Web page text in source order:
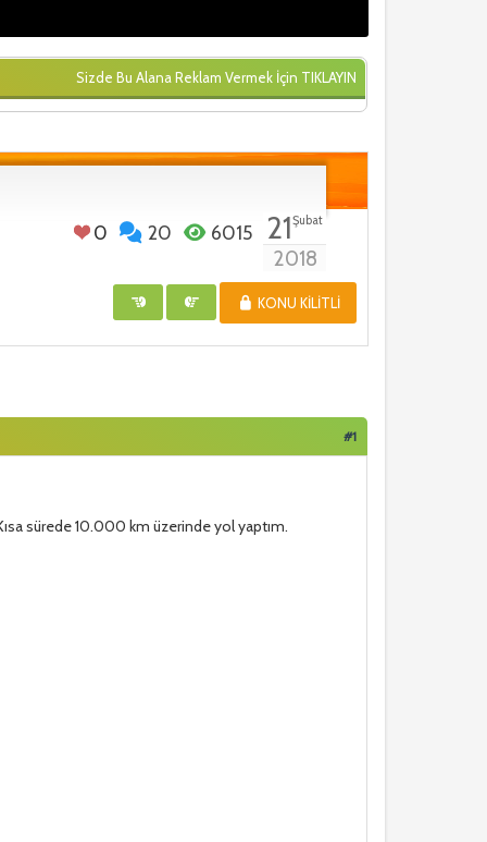
Sizde Bu Alana Reklam Vermek İçin TIKLAYIN
0 20 6015 21Şubat
2018
KONU KILITLI
#1
sürede 10.000 km üzerinde yol yaptım.